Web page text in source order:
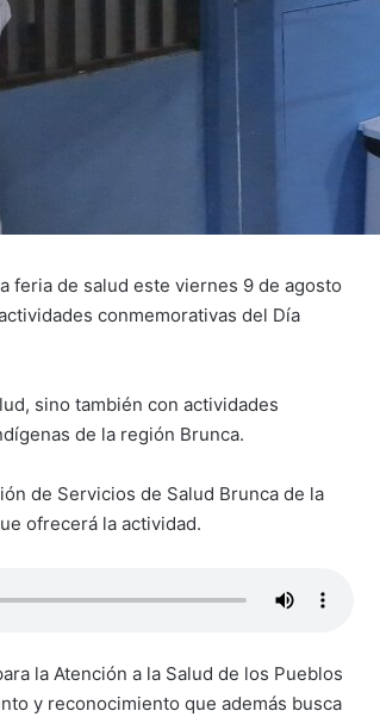
feria de salud este viernes 9 de agosto
conmemorativas del Día
sino también con actividades
de la región Brunca.
de Servicios de Salud Brunca de la
ofrecerá la actividad.
la Atención a la Salud de los Pueblos
y reconocimiento que además busca